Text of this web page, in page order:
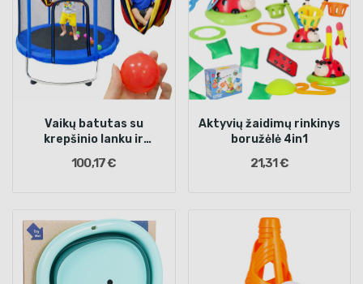
Vaikų batutas su
krepšinio lanku ir
100,17 €
Aktyvių žaidimų rinkinys
boružėlė 4in1
21,31 €